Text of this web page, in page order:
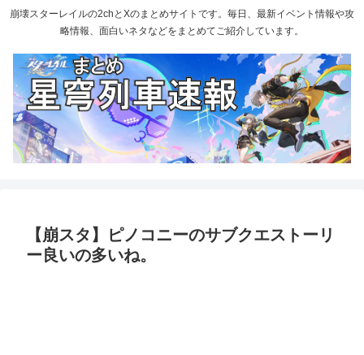
崩壊スターレイルの2chとXのまとめサイトです。毎日、最新イベント情報や攻
略情報、面白いネタなどをまとめてご紹介しています。
【崩スタ】ピノコニーのサブクエストーリ
ー良いの多いね。